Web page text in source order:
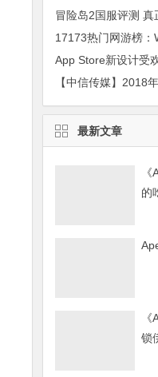
冒险岛2国服评测
17173热门网游榜：
【中信传媒】2018
最新文章
的
锁